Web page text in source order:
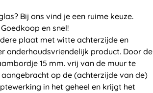
Bij ons vind je een ruime keuze.
en snel!
plaat met witte achterzijde en
onderhoudsvriendelijk product. Door de
15 mm. vrij van de muur te
op de (achterzijde van de)
in het geheel en krijgt het